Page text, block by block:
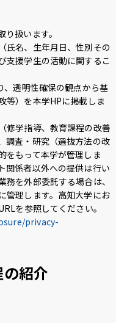
扱います。
氏名、生年月日、性別その
支援学生の活動に関するこ
、透明性確保の観点から基
等）を本学HPに掲載しま
修学指導、教育課程の改善
調査・研究（選抜方法の改
をもって本学が管理しま
関係者以外への提供は行い
を外部委託する場合は、
管理します。高知大学にお
を参照してください。
privacy-
紹介